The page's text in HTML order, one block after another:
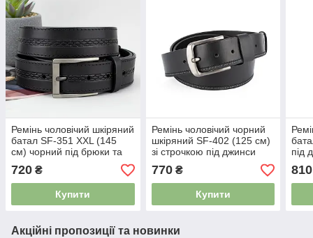
Ремінь чоловічий шкіряний
батал SF-351 XXL (145
см) чорний під брюки та
720 ₴
Купити
Ремінь чоловічий чорний
шкіряний SF-402 (125 см)
зі строчкою під джинси
770₴
Купити
під
810
Акційні пропозиції та новинки